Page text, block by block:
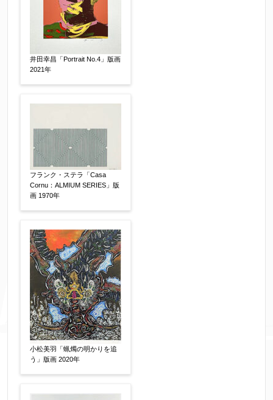
添付画像 【任意】
※添付画像は5MBまでのjpg、gif、pig、pdf形式
にてお送りください。
※追加や複数点ある場合はフォーム送信後に送ら
れてくる送信確認メール記載のアドレスからもお
井田幸昌「Portrait No.4」版画
2021年
フランク・ステラ「Casa
Cornu：ALMIUM SERIES」版
画 1970年
小松美羽「蝋燭の明かりを追
う」版画 2020年